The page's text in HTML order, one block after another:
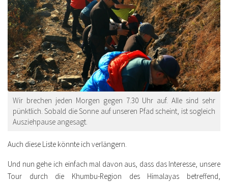
Wir brechen jeden Morgen gegen 7.30 Uhr auf. Alle sind sehr
pünktlich. Sobald die Sonne auf unseren Pfad scheint, ist sogleich
Ausziehpause angesagt.
Auch diese Liste könnte ich verlängern.
Und nun gehe ich einfach mal davon aus, dass das Interesse, unsere
Tour durch die Khumbu-Region des Himalayas betreffend,